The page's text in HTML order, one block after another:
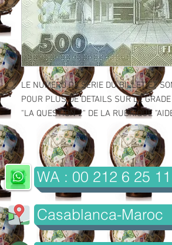
LE NUMERO DE SERIE DU BILLET ET
POUR PLUS DE DETAILS SUR LE
"LA QUESTION 2" DE LA RUBRIQUE
WA : 00 212 6 25
Casablanca-Maroc